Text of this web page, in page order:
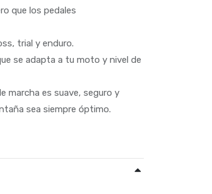
que los pedales
trial y enduro.
se adapta a tu moto y nivel de
marcha es suave, seguro y
sea siempre óptimo.